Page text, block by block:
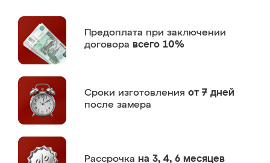
Предоплата при заключении
договора всего 10%
Сроки изготовления от 7 дней
после замера
Рассрочка на 3, 4, 6 месяцев